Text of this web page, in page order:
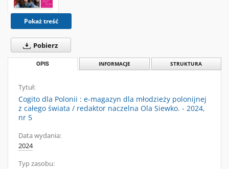
Pokaż treść
Pobierz
OPIS INFORMACJE STRUKTURA
Tytuł:
Cogito dla Polonii : e-magazyn dla młodzieży polonijnej
z całego świata / redaktor naczelna Ola Siewko. - 2024,
nr 5
Data wydania:
2024
Typ zasobu: